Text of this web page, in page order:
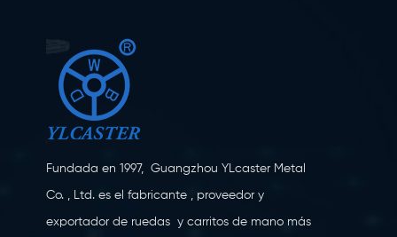
Fundada en 1997, Guangzhou YLcaster Metal
Co. , Ltd. es el fabricante , proveedor y
exportador de ruedas y carritos de mano más